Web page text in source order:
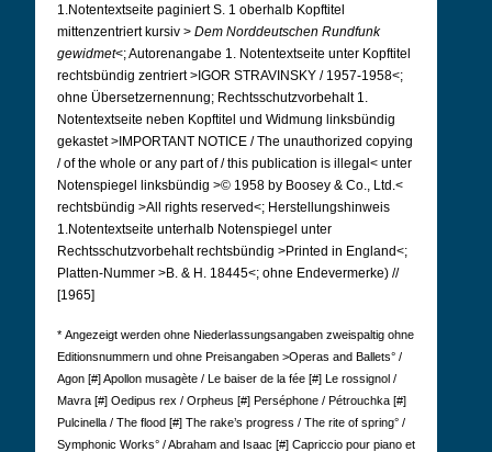
1.Notentextseite paginiert S. 1 oberhalb Kopftitel
mittenzentriert kursiv > Dem Norddeutschen Rundfunk
gewidmet<; Autorenangabe 1. Notentextseite unter Kopftitel
rechtsbündig zentriert >IGOR STRAVINSKY / 1957-1958<;
ohne Übersetzernennung; Rechtsschutzvorbehalt 1.
Notentextseite neben Kopftitel und Widmung linksbündig
gekastet >IMPORTANT NOTICE / The unauthorized copying
/ of the whole or any part of / this publication is illegal< unter
Notenspiegel linksbündig >© 1958 by Boosey & Co., Ltd.<
rechtsbündig >All rights reserved<; Herstellungshinweis
1.Notentextseite unterhalb Notenspiegel unter
Rechtsschutzvorbehalt rechtsbündig >Printed in England<;
Platten-Nummer >B. & H. 18445<; ohne Endevermerke) //
[1965]
* Angezeigt werden ohne Niederlassungsangaben zweispaltig ohne
Editionsnummern und ohne Preisangaben >Operas and Ballets° /
Agon [#] Apollon musagète / Le baiser de la fée [#] Le rossignol /
Mavra [#] Oedipus rex / Orpheus [#] Perséphone / Pétrouchka [#]
Pulcinella / The flood [#] The rake’s progress / The rite of spring° /
Symphonic Works° / Abraham and Isaac [#] Capriccio pour piano et